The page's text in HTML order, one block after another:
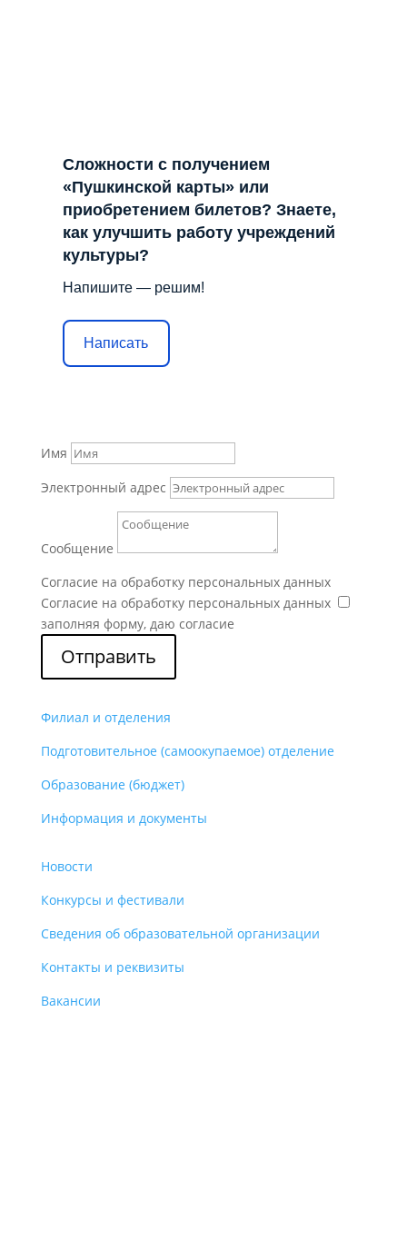
Сложности с получением
«Пушкинской карты» или
приобретением билетов? Знаете,
как улучшить работу учреждений
культуры?
Напишите — решим!
Написать
Имя
Электронный адрес
Сообщение
Согласие на обработку персональных данных
Согласие на обработку персональных данных
заполняя форму, даю согласие
Отправить
Филиал и отделения
Подготовительное (самоокупаемое) отделение
Образование (бюджет)
Информация и документы
Новости
Конкурсы и фестивали
Сведения об образовательной организации
Контакты и реквизиты
Вакансии